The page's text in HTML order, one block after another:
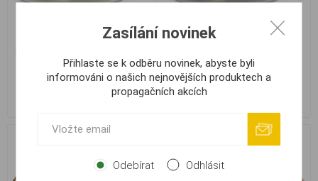
Pop Ups Boilie 50g
Ups Boilie 50g
Zasílání novinek
Přihlaste se k odběru novinek, abyste byli
informováni o našich nejnovějších produktech a
propagačních akcích
Odebírat Odhlásit